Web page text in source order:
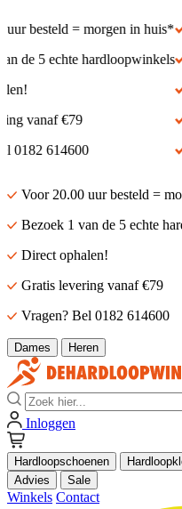
besteld = morgen in huis*
de 5 echte hardloopwinkels
vanaf €79
614600
Voor 20.00 uur besteld =
Bezoek 1 van de 5 echte
Direct ophalen!
Gratis levering vanaf €79
Vragen? Bel 0182 614600
Dames Heren
Zoek
Inloggen
Hardloopschoenen
Advies
Sale
Winkels Contact